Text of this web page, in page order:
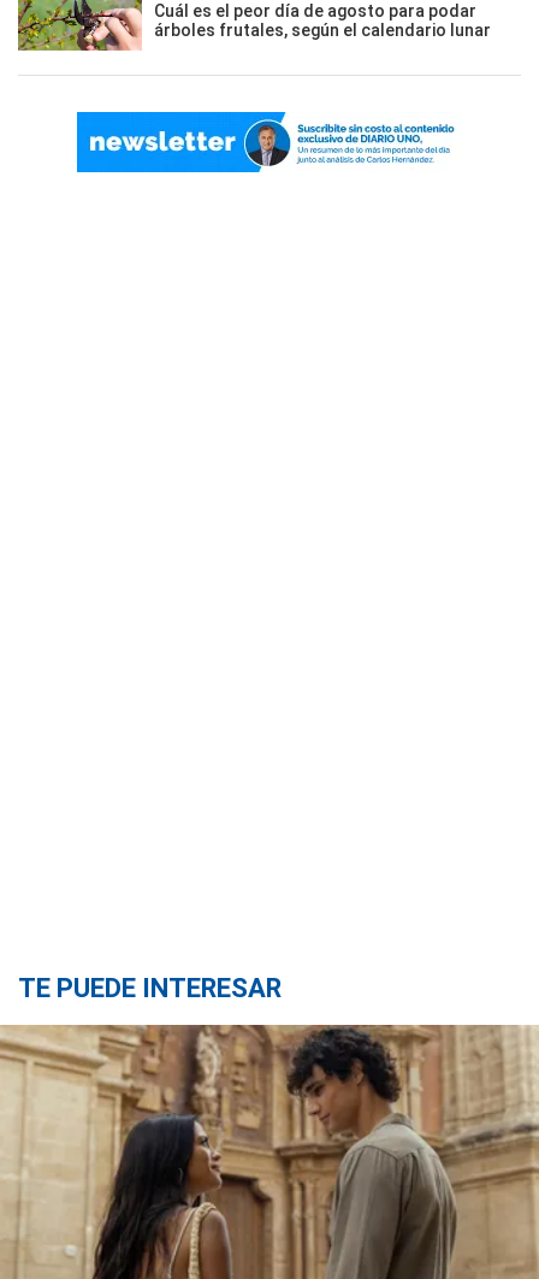
Cuál es el peor día de agosto para podar
árboles frutales, según el calendario lunar
TE PUEDE INTERESAR